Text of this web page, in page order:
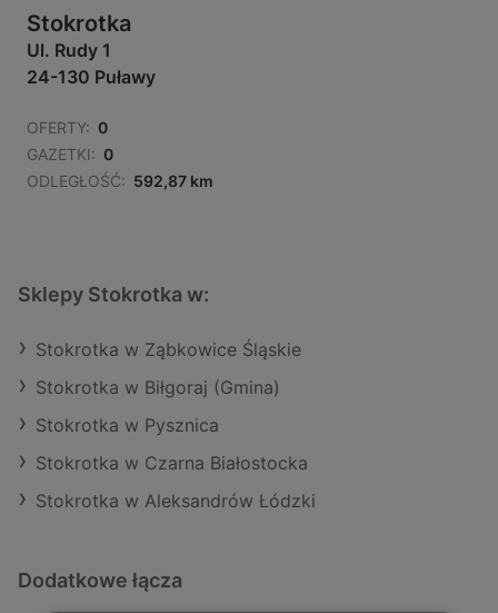
Stokrotka
Ul. Rudy 1
24-130 Puławy
OFERTY: 0
GAZETKI: 0
ODLEGŁOŚĆ: 592,87 km
Sklepy Stokrotka w:
Stokrotka w Ząbkowice Śląskie
Stokrotka w Biłgoraj (Gmina)
Stokrotka w Pysznica
Stokrotka w Czarna Białostocka
Stokrotka w Aleksandrów Łódzki
Dodatkowe łącza